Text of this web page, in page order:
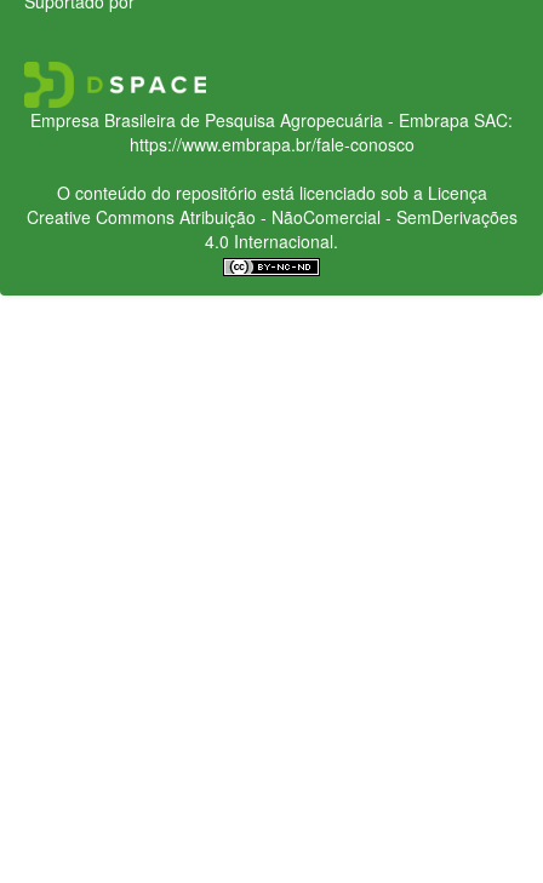
Empresa Brasileira de Pesquisa Agropecuária - Embrapa SAC:
https://www.embrapa.br/fale-conosco
O conteúdo do repositório está licenciado sob a Licença
Creative CommonsAtribuição - NãoComercial - SemDerivações
4.0 Internacional.